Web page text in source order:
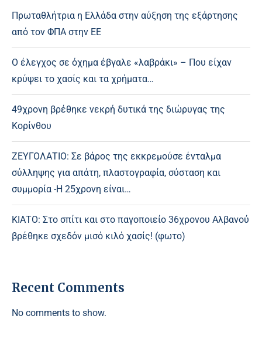
Πρωταθλήτρια η Ελλάδα στην αύξηση της εξάρτησης
από τον ΦΠΑ στην ΕΕ
Ο έλεγχος σε όχημα έβγαλε «λαβράκι» – Που είχαν
κρύψει το χασίς και τα χρήματα…
49χρονη βρέθηκε νεκρή δυτικά της διώρυγας της
Κορίνθου
ΖΕΥΓΟΛΑΤΙΟ: Σε βάρος της εκκρεμούσε ένταλμα
σύλληψης για απάτη, πλαστογραφία, σύσταση και
συμμορία -Η 25χρονη είναι…
ΚΙΑΤΟ: Στο σπίτι και στο παγοποιείο 36χρονου Αλβανού
βρέθηκε σχεδόν μισό κιλό χασίς! (φωτο)
Recent Comments
No comments to show.